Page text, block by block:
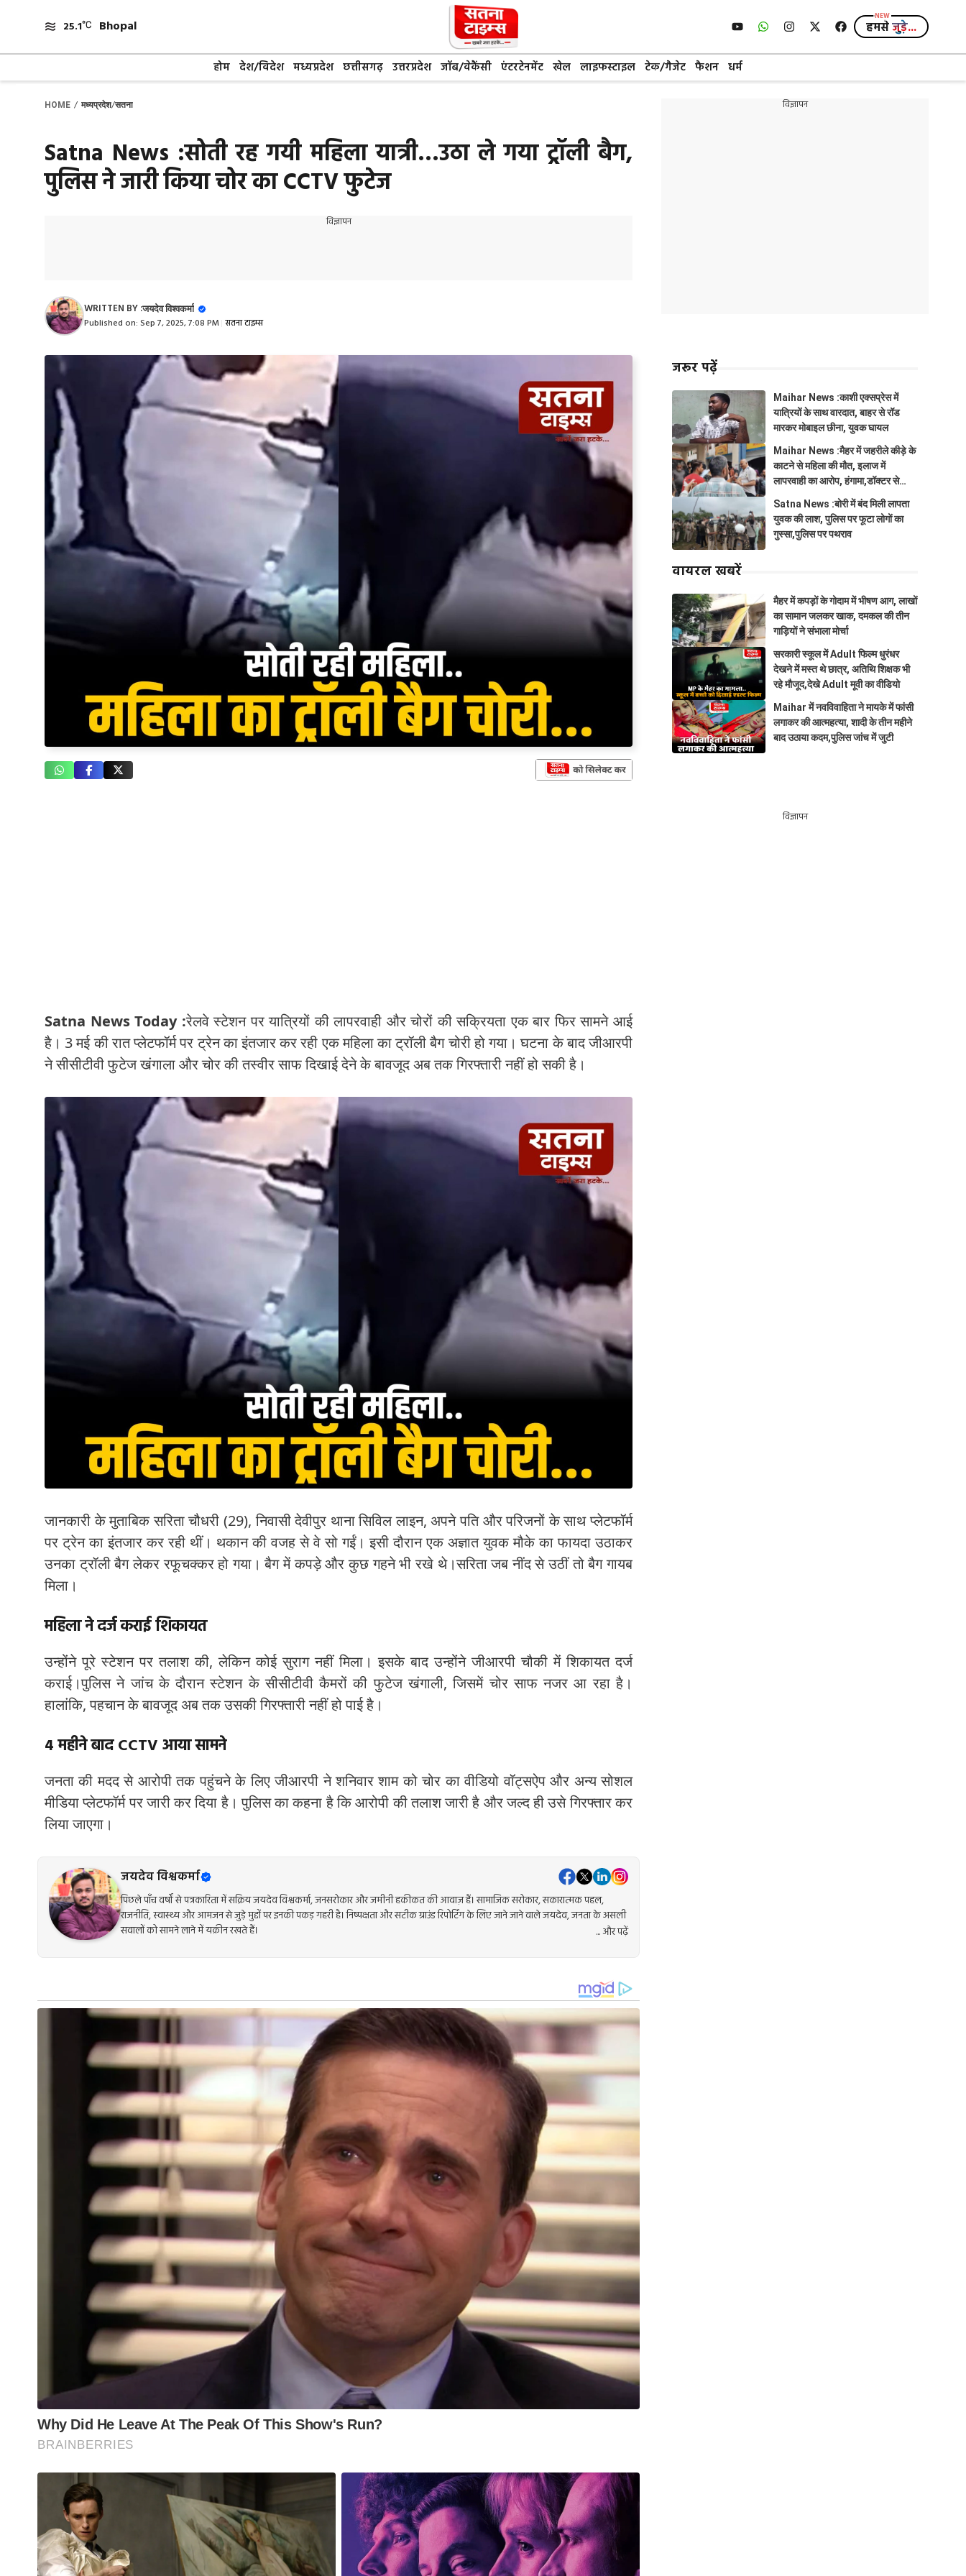
content
25.1 Bhopal हमसेजुड़े...
होम देश/विदेश मध्यप्रदेश छत्तीसगढ़ उत्तरप्रदेश जॉब/वेकैंसी एंटरटेनमेंट खेल लाइफस्टाइल टेक/गैजेट फैशन धर्म
HOME / मध्यप्रदेश/सतना
Satna News :सोती रह गयी महिला यात्री…उठा ले गया ट्रॉली बैग,
पुलिस ने जारी किया चोर का CCTV फुटेज
विज्ञापन
WRITTEN BY :जयदेव विश्वकर्मा
Published on: Sep 7, 2025, 7:08 PM सतना टाइम्स
Satna News Today :रेलवे स्टेशन पर यात्रियों की लापरवाही और चोरों की सक्रियता एक बार फिर सामने आई
है। 3 मई की रात प्लेटफॉर्म पर ट्रेन का इंतजार कर रही एक महिला का ट्रॉली बैग चोरी हो गया। घटना के बाद जीआरपी
ने सीसीटीवी फुटेज खंगाला और चोर की तस्वीर साफ दिखाई देने के बावजूद अब तक गिरफ्तारी नहीं हो सकी है।
जानकारी के मुताबिक सरिता चौधरी (29), निवासी देवीपुर थाना सिविल लाइन, अपने पति और परिजनों के साथ प्लेटफॉर्म
पर ट्रेन का इंतजार कर रही थीं। थकान की वजह से वे सो गईं। इसी दौरान एक अज्ञात युवक मौके का फायदा उठाकर
उनका ट्रॉली बैग लेकर रफूचक्कर हो गया। बैग में कपड़े और कुछ गहने भी रखे थे।सरिता जब नींद से उठीं तो बैग गायब
मिला।
महिला ने दर्ज कराई शिकायत
उन्होंने पूरे स्टेशन पर तलाश की, लेकिन कोई सुराग नहीं मिला। इसके बाद उन्होंने जीआरपी चौकी में शिकायत दर्ज
कराई।पुलिस ने जांच के दौरान स्टेशन के सीसीटीवी कैमरों की फुटेज खंगाली, जिसमें चोर साफ नजर आ रहा है।
हालांकि, पहचान के बावजूद अब तक उसकी गिरफ्तारी नहीं हो पाई है।
4 महीने बाद CCTV आया सामने
जनता की मदद से आरोपी तक पहुंचने के लिए जीआरपी ने शनिवार शाम को चोर का वीडियो वॉट्सऐप और अन्य सोशल
मीडिया प्लेटफॉर्म पर जारी कर दिया है। पुलिस का कहना है कि आरोपी की तलाश जारी है और जल्द ही उसे गिरफ्तार कर
लिया जाएगा।
जयदेव विश्वकर्मा
पिछले पाँच वर्षों से पत्रकारिता में सक्रिय जयदेव विश्वकर्मा, जनसरोकार और जमीनी हकीकत की आवाज़ हैं। सामाजिक सरोकार, सकारात्मक पहल,
राजनीति, स्वास्थ्य और आमजन से जुड़े मुद्दों पर इनकी पकड़ गहरी है। निष्पक्षता और सटीक ग्राउंड रिपोर्टिंग के लिए जाने जाने वाले जयदेव, जनता के असली
सवालों को सामने लाने में यक़ीन रखते हैं।
... और पढ़ें
विज्ञापन
जरूर पढ़ें
Maihar News :काशी एक्सप्रेस में
यात्रियों के साथ वारदात, बाहर से रॉड
मारकर मोबाइल छीना, युवक घायल
Maihar News :मैहर में जहरीले कीड़े के
काटने से महिला की मौत, इलाज में
लापरवाही का आरोप, हंगामा,डॉक्टर से
Satna News :बोरी में बंद मिली लापता
युवक की लाश, पुलिस पर फूटा लोगों का
गुस्सा,पुलिस पर पथराव
वायरल खबरें
मैहर में कपड़ों के गोदाम में भीषण आग, लाखों
का सामान जलकर खाक, दमकल की तीन
गाड़ियों ने संभाला मोर्चा
सरकारी स्कूल में Adult फिल्म धुरंधर
देखने में मस्त थे छात्र, अतिथि शिक्षक भी
रहे मौजूद,देखे Adult मूवी का वीडियो
Maihar में नवविवाहिता ने मायके में फांसी
लगाकर की आत्महत्या, शादी के तीन महीने
बाद उठाया कदम,पुलिस जांच में जुटी
विज्ञापन